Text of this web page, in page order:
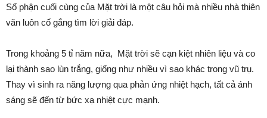
Số phận cuối cùng của Mặt trời là một câu hỏi mà nhiều nhà thiên
văn luôn cố gắng tìm lời giải đáp.
Trong khoảng 5 tỉ năm nữa, Mặt trời sẽ cạn kiệt nhiên liệu và co
lại thành sao lùn trắng, giống như nhiều vì sao khác trong vũ trụ.
Thay vì sinh ra năng lượng qua phản ứng nhiệt hạch, tất cả ánh
sáng sẽ đến từ bức xạ nhiệt cực mạnh.